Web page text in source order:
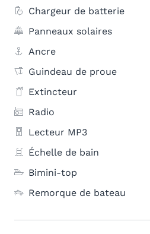
Chargeur de batterie
Panneaux solaires
Ancre
Guindeau de proue
Extincteur
Radio
Lecteur MP3
Échelle de bain
Bimini-top
Remorque de bateau